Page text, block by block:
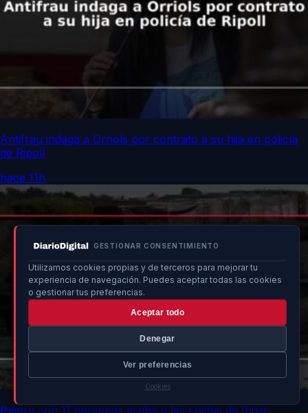
GESTIONAR CONSENTIMIENTO
Utilizamos cookies propias y de terceros para mejorar tu
experiencia de navegación. Puedes aceptar todas las cookies
o gestionar tus preferencias.
Aceptar todo
Denegar
Ver preferencias
Cookies
Antifrau indaga a Orriols por contrato a su hija en policía
de Ripoll
hace 11h